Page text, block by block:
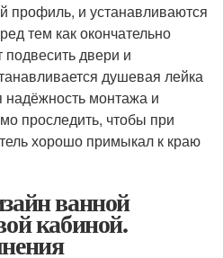
профиль, и устанавливаются
тем как окончательно
подвесить двери и
душевая лейка
надёжность монтажа и
проследить, чтобы при
хорошо примыкал к краю
ванной
кабиной.